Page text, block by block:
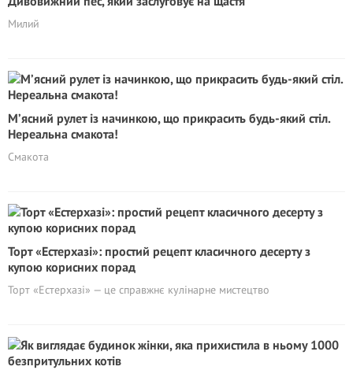
Милий
М’ясний рулет із начинкою, що прикрасить будь-який стіл.
Нереальна смакота!
Смакота
Торт «Естерхазі»: простий рецепт класичного десерту з
купою корисних порад
Торт «Естерхазі» — це справжнє кулінарне мистецтво